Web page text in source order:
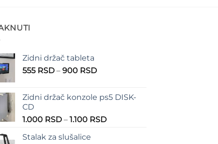
Zidni držač tableta
555 RSD – 900 RSDRaspon
555 RSD
900 RSD
Zidni držač konzole ps5 DISK-
CD
1.000 RSD – 1.100 RSDRaspon
Stalak za slušalice